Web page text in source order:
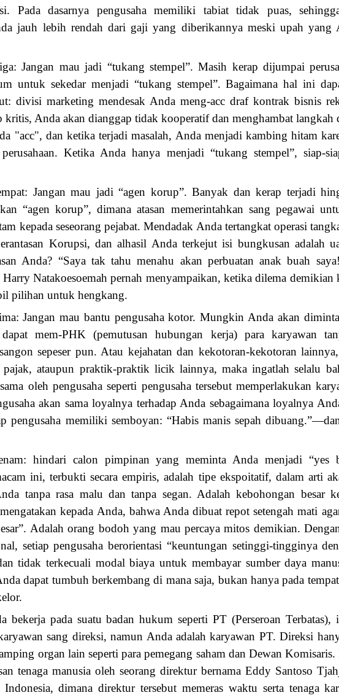
Pada dasarnya pengusaha memiliki tabiat tidak puas,
jauh lebih rendah dari gaji yang diberikannya meski upah yang
Jangan mau jadi “tukang stempel”. Masih kerap dijumpai
untuk sekedar menjadi “tukang stempel”. Bagaimana hal ini
divisi marketing mendesak Anda meng-acc draf kontrak bisnis
kritis, Anda akan dianggap tidak kooperatif dan menghambat
"acc", dan ketika terjadi masalah, Anda menjadi kambing hitam
Ketika Anda hanya menjadi “tukang stempel”, siap-
Jangan mau jadi “agen korup”. Banyak dan kerap terjadi
“agen korup”, dimana atasan memerintahkan sang pegawai
kepada seseorang pejabat. Mendadak Anda tertangkat operasi
Korupsi, dan alhasil Anda terkejut isi bungkusan adalah
Anda? “Saya tak tahu menahu akan perbuatan anak buah
Natakoesoemah pernah menyampaikan, ketika dilema demikian
pilihan untuk hengkang.
Jangan mau bantu pengusaha kotor. Mungkin Anda akan
mem-PHK (pemutusan hubungan kerja) para karyawan
sepeser pun. Atau kejahatan dan kekotoran-kekotoran
pajak, ataupun praktik-praktik licik lainnya, maka ingatlah selalu
oleh pengusaha seperti pengusaha tersebut memperlakukan
akan sama loyalnya terhadap Anda sebagaimana loyalnya
pengusaha memiliki semboyan: “Habis manis sepah
hindari calon pimpinan yang meminta Anda menjadi “yes
ini, terbukti secara empiris, adalah tipe ekspoitatif, dalam arti
tanpa rasa malu dan tanpa segan. Adalah kebohongan besar
kepada Anda, bahwa Anda dibuat repot setengah mati
Adalah orang bodoh yang mau percaya mitos demikian.
setiap pengusaha berorientasi “keuntungan setinggi-tingginya
tidak terkecuali modal biaya untuk membayar sumber daya
dapat tumbuh berkembang di mana saja, bukan hanya pada
bekerja pada suatu badan hukum seperti PT (Perseroan Terbatas),
sang direksi, namun Anda adalah karyawan PT. Direksi
organ lain seperti para pemegang saham dan Dewan
tenaga manusia oleh seorang direktur bernama Eddy Santoso
dimana direktur tersebut memeras waktu serta tenaga